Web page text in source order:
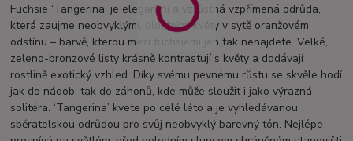
Fuchsie ‘Tangerina’ je elegantní a vzrůstná vzpřímená odrůda,
která zaujme neobvyklými, dlouhými květy v sytě oranžovém
odstínu – barvě, kterou mezi fuchsiemi jen tak nenajdete. Velké,
zeleno-bronzové listy krásně kontrastují s květy a dodávají
rostlině exotický vzhled. Díky svému pevnému růstu se skvěle hodí
jak do nádob, tak do záhonů, kde může sloužit i jako výrazná
solitéra. ‘Tangerina’ kvete po celé léto a je vyhledávanou
sběratelskou odrůdou pro svůj neobvyklý barevný tón. Nejlépe